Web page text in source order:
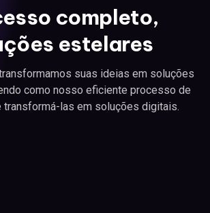
completo,
estelares
suas ideias em soluções
como nosso eficiente processo de
transformá-las em soluções digitais.